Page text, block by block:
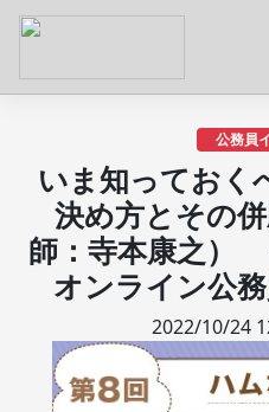
公務員
いま知っておく
決め方とその
師：寺本康之）
オンライン公
2022/10/24